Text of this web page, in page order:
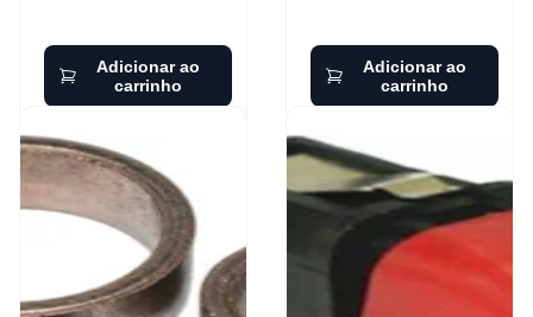
Adicionar ao
carrinho
Adicionar ao
carrinho